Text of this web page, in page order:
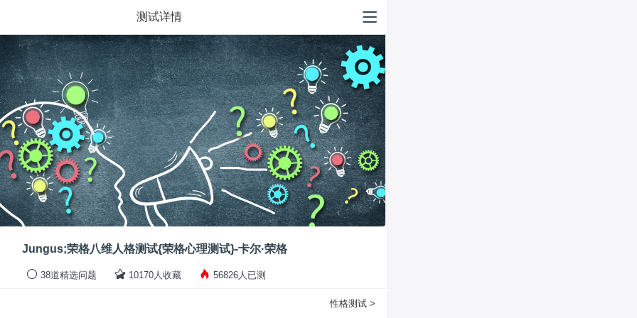
测试详情
Jungus;荣格八维人格测试{荣格心理测试}-卡尔·荣格
38道精选问题 10170人收藏 56826人已测
性格测试 >